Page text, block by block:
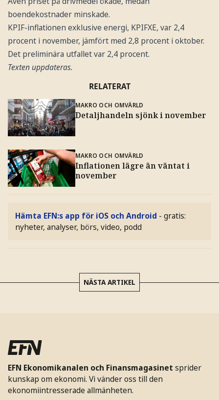
boendekostnader minskade.
KPIF-inflationen exklusive energi, KPIFXE, var 2,4
procent i november, jämfört med 2,8 procent i oktober.
Det preliminära utfallet var 2,4 procent.
Texten uppdateras.
RELATERAT
MAKRO OCH OMVÄRLD
Detaljhandeln sjönk i november
MAKRO OCH OMVÄRLD
Inflationen lägre än väntat i
november
Hämta EFN:s app för iOS och Android - gratis:
nyheter, analyser, börs, video, podd
NÄSTA ARTIKEL
EFN Ekonomikanalen och Finansmagasinet sprider
kunskap om ekonomi. Vi vänder oss till den
ekonomiintresserade allmänheten.